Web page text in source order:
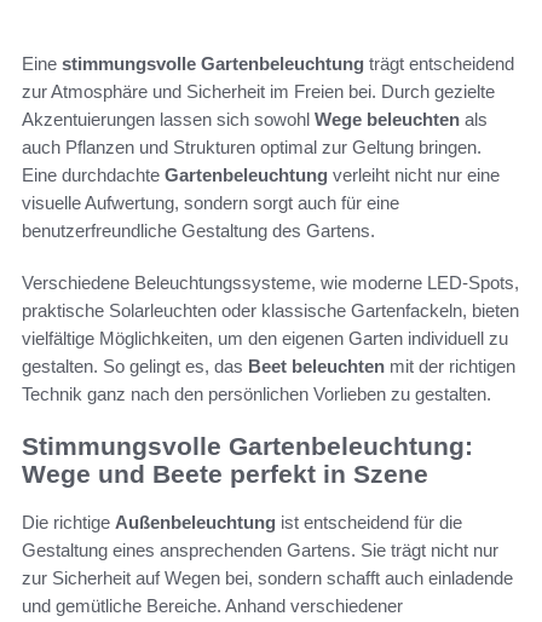
Eine stimmungsvolle Gartenbeleuchtung trägt entscheidend
zur Atmosphäre und Sicherheit im Freien bei. Durch gezielte
Akzentuierungen lassen sich sowohl Wege beleuchten als
auch Pflanzen und Strukturen optimal zur Geltung bringen.
Eine durchdachte Gartenbeleuchtung verleiht nicht nur eine
visuelle Aufwertung, sondern sorgt auch für eine
benutzerfreundliche Gestaltung des Gartens.
Verschiedene Beleuchtungssysteme, wie moderne LED-Spots,
praktische Solarleuchten oder klassische Gartenfackeln, bieten
vielfältige Möglichkeiten, um den eigenen Garten individuell zu
gestalten. So gelingt es, das Beet beleuchten mit der richtigen
Technik ganz nach den persönlichen Vorlieben zu gestalten.
Stimmungsvolle Gartenbeleuchtung:
Wege und Beete perfekt in Szene
Die richtige Außenbeleuchtung ist entscheidend für die
Gestaltung eines ansprechenden Gartens. Sie trägt nicht nur
zur Sicherheit auf Wegen bei, sondern schafft auch einladende
und gemütliche Bereiche. Anhand verschiedener